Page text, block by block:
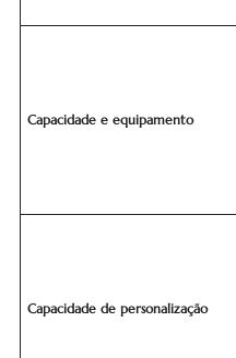
Capacidade e equipamento
Capacidade de personalização